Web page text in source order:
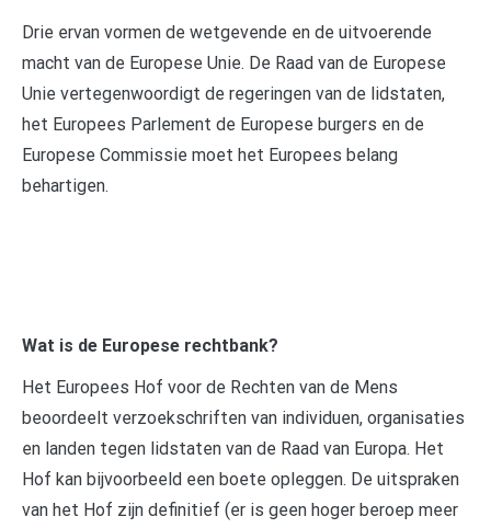
Drie ervan vormen de wetgevende en de uitvoerende
macht van de Europese Unie. De Raad van de Europese
Unie vertegenwoordigt de regeringen van de lidstaten,
het Europees Parlement de Europese burgers en de
Europese Commissie moet het Europees belang
behartigen.
Wat is de Europese rechtbank?
Het Europees Hof voor de Rechten van de Mens
beoordeelt verzoekschriften van individuen, organisaties
en landen tegen lidstaten van de Raad van Europa. Het
Hof kan bijvoorbeeld een boete opleggen. De uitspraken
van het Hof zijn definitief (er is geen hoger beroep meer